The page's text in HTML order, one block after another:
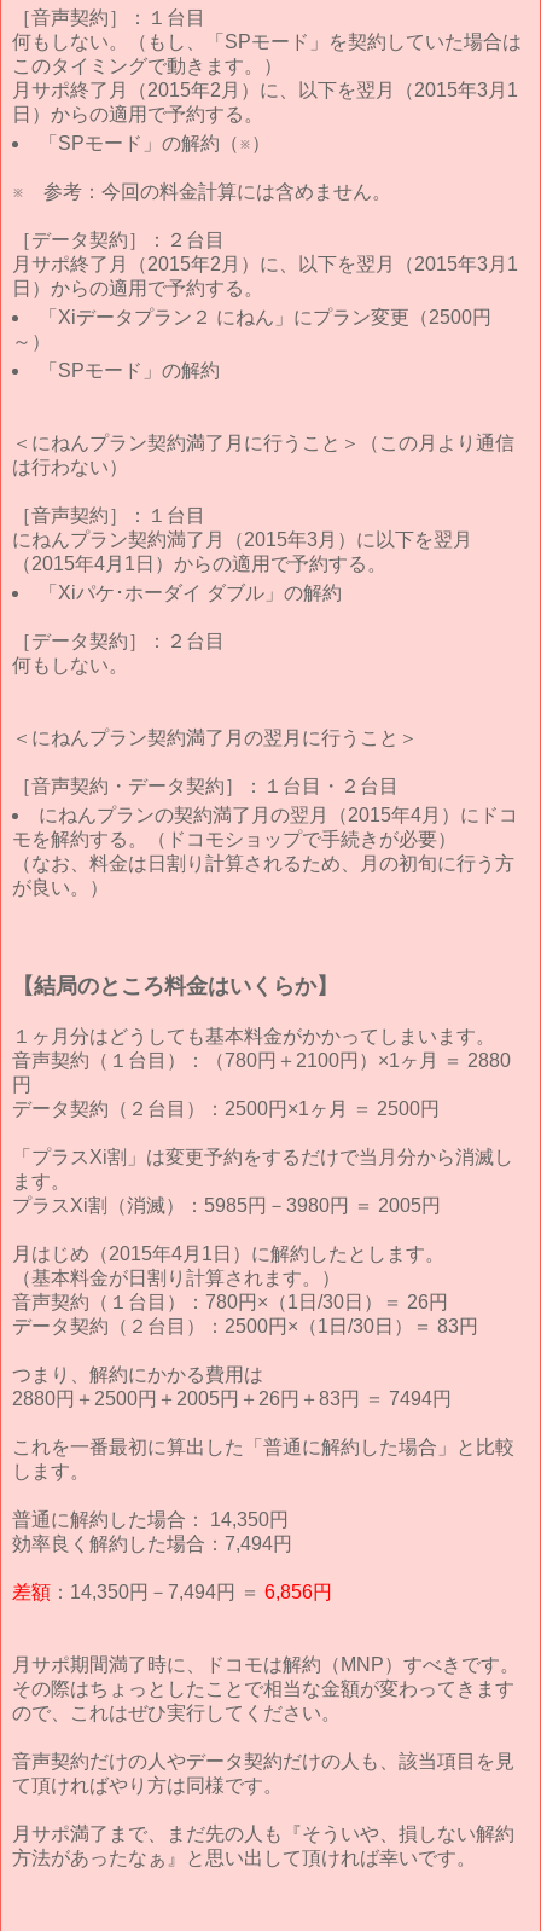
［音声契約］：１台目
何もしない。（もし、「SPモード」を契約していた場合は
このタイミングで動きます。）
月サポ終了月（2015年2月）に、以下を翌月（2015年3月1
日）からの適用で予約する。
「SPモード」の解約（※）
※ 参考：今回の料金計算には含めません。
［データ契約］：２台目
月サポ終了月（2015年2月）に、以下を翌月（2015年3月1
日）からの適用で予約する。
「Xiデータプラン２ にねん」にプラン変更（2500円
～）
「SPモード」の解約
＜にねんプラン契約満了月に行うこと＞（この月より通信
は行わない）
［音声契約］：１台目
にねんプラン契約満了月（2015年3月）に以下を翌月
（2015年4月1日）からの適用で予約する。
「Xiパケ･ホーダイ ダブル」の解約
［データ契約］：２台目
何もしない。
＜にねんプラン契約満了月の翌月に行うこと＞
［音声契約・データ契約］：１台目・２台目
にねんプランの契約満了月の翌月（2015年4月）にドコ
モを解約する。（ドコモショップで手続きが必要）
（なお、料金は日割り計算されるため、月の初旬に行う方
が良い。）
【結局のところ料金はいくらか】
１ヶ月分はどうしても基本料金がかかってしまいます。
音声契約（１台目）：（780円＋2100円）×1ヶ月 ＝ 2880
円
データ契約（２台目）：2500円×1ヶ月 ＝ 2500円
「プラスXi割」は変更予約をするだけで当月分から消滅し
ます。
プラスXi割（消滅）：5985円－3980円 ＝ 2005円
月はじめ（2015年4月1日）に解約したとします。
（基本料金が日割り計算されます。）
音声契約（１台目）：780円×（1日/30日）＝ 26円
データ契約（２台目）：2500円×（1日/30日）＝ 83円
つまり、解約にかかる費用は
2880円＋2500円＋2005円＋26円＋83円 ＝ 7494円
これを一番最初に算出した「普通に解約した場合」と比較
します。
普通に解約した場合： 14,350円
効率良く解約した場合：7,494円
差額 ：14,350円－7,494円 ＝ 6,856円
月サポ期間満了時に、ドコモは解約（MNP）すべきです。
その際はちょっとしたことで相当な金額が変わってきます
ので、これはぜひ実行してください。
音声契約だけの人やデータ契約だけの人も、該当項目を見
て頂ければやり方は同様です。
月サポ満了まで、まだ先の人も『そういや、損しない解約
方法があったなぁ』と思い出して頂ければ幸いです。